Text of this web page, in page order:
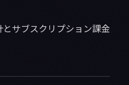
サブスクリプション課金